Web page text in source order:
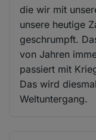
die wir mit
unsere heutige
geschrumpft.
von Jahren
passiert mit
Das wird
Weltuntergang.